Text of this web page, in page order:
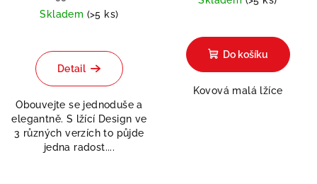
Skladem (>5 ks)
Detail
Obouvejte se jednoduše a
elegantně. S lžící Design ve
3 různých verzích to půjde
jedna radost....
Do košíku
Kovová malá lžíce